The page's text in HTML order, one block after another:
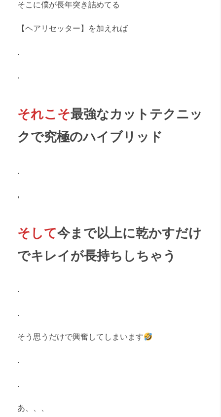
そこに僕が長年突き詰めてる
【ヘアリセッター】を加えれば
.
.
それこそ最強なカットテクニッ
クで究極のハイブリッド
.
,
そして今まで以上に乾かすだけ
でキレイが長持ちしちゃう
.
.
そう思うだけで興奮してしまいます
.
.
あ、、、